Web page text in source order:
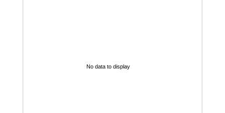
No data to display